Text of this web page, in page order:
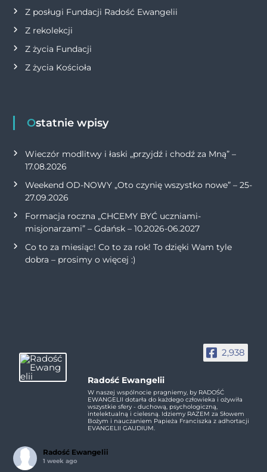
Z posługi Fundacji Radość Ewangelii
Z rekolekcji
Z życia Fundacji
Z życia Kościoła
Ostatnie wpisy
Wieczór modlitwy i łaski „przyjdź i chodź za Mną” –
17.08.2026
Weekend OD-NOWY „Oto czynię wszystko nowe” – 25-
27.09.2026
Formacja roczna „CHCEMY BYĆ uczniami-
misjonarzami” – Gdańsk – 10.2026-06.2027
Co to za miesiąc! Co to za rok! To dzięki Wam tyle
dobra – prosimy o więcej :)
2,938
Radość Ewangelii
W naszej wspólnocie pragniemy, by RADOŚĆ
EWANGELII dotarła do każdego człowieka i ożywiła
wszystkie sfery - duchową, psychologiczną,
intelektualną i cielesną. Idziemy RAZEM za Słowem
Bożym i nauczaniem Papieża Franciszka z adhortacji
EVANGELII GAUDIUM.
Radość Ewangelii
1 week ago